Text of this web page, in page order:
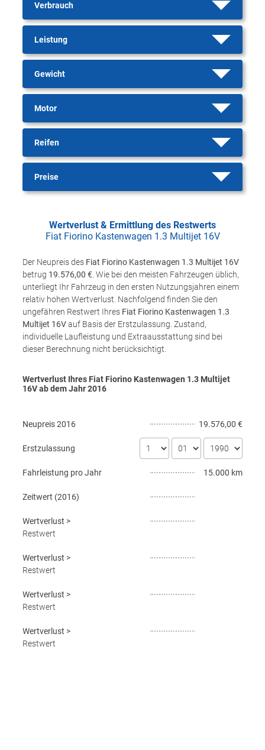
Verbrauch
Leistung
Gewicht
Motor
Reifen
Preise
Wertverlust & Ermittlung des Restwerts
Fiat Fiorino Kastenwagen 1.3 Multijet 16V
Der Neupreis des Fiat Fiorino Kastenwagen 1.3 Multijet 16V
betrug 19.576,00 € . Wie bei den meisten Fahrzeugen üblich,
unterliegt Ihr Fahrzeug in den ersten Nutzungsjahren einem
relativ hohen Wertverlust. Nachfolgend finden Sie den
ungefähren Restwert Ihres Fiat Fiorino Kastenwagen 1.3
Multijet 16Vauf Basis der Erstzulassung. Zustand,
individuelle Laufleistung und Extraausstattung sind bei
dieser Berechnung nicht berücksichtigt.
Wertverlust Ihres Fiat Fiorino Kastenwagen 1.3 Multijet
16V ab dem Jahr2016
Neupreis2016 19.576,00 €
Erstzulassung
Fahrleistung pro Jahr 15.000 km
Zeitwert (2016)
Wertverlust >
Restwert
Wertverlust >
Restwert
Wertverlust >
Restwert
Wertverlust >
Restwert